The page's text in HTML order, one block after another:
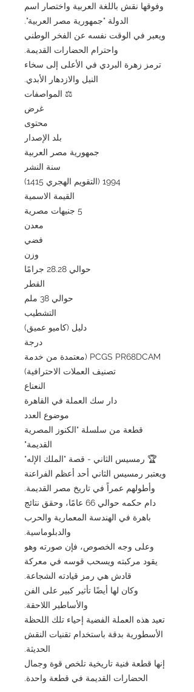
وفوقها نقش باللغة العربية واختصار اسم
الدولة "جمهورية مصر العربية".
ويعبر في الوقت نفسه عن الفخر الوطني
واحترام الحضارات القديمة.
ترمز زهرة البردي في الأعلى إلى سخاء
النيل والازدهار الأبدي.
⚖️ المواصفات
غرض
محتوى
بلد الإصدار
جمهورية مصر العربية
سنة النشر
1994 (التقويم الهجري 1415)
القيمة الاسمية
5 جنيهات مصرية
معدن
فضي
وزن
حوالي 28.28 جرامًا
القطر
حوالي 38 ملم
التشطيب
دليل (كاميو عميق)
درجة
PCGS PR68DCAM (معتمدة من خدمة
تصنيف العملات الاحترافية)
النعناع
دار سك العملة في القاهرة
موضوع العدد
قطعة من سلسلة "الكنوز المصرية
القديمة"
🏆 رمسيس الثاني - قصة "الملك الإله"
ويعتبر رمسيس الثاني أحد أعظم الفراعنة
وأطولهم عمراً في تاريخ مصر القديمة.
دام حكمه حوالي 66 عامًا، وحقق نتائج
باهرة في الهندسة المعمارية والحرب
والدبلوماسية.
وعلى وجه الخصوص، فإن صورته وهو
يقود مركبته ويسحب قوسه في معركة
قادش هي رمز قيادته الشجاعة.
وكان لها أيضًا تأثير كبير على الفن
والأساطير اللاحقة.
تعيد هذه العملة الفضية إحياء تلك اللحظة
الأسطورية بدقة باستخدام تقنيات النقش
الحديثة.
إنها قطعة فنية تاريخية تلخص قوة وجمال
الحضارات القديمة في قطعة واحدة.